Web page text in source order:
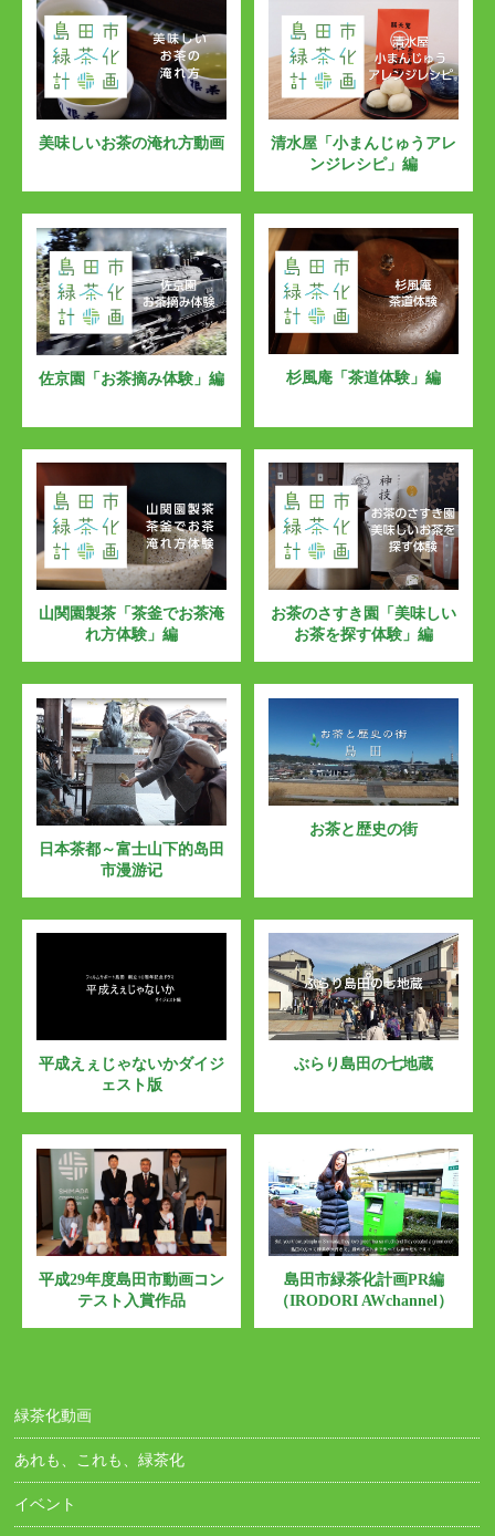
美味しいお茶の淹れ方動画
清水屋「小まんじゅうアレ
ンジレシピ」編
佐京園「お茶摘み体験」編 杉風庵「茶道体験」編
山関園製茶「茶釜でお茶淹
れ方体験」編
お茶のさすき園「美味しい
お茶を探す体験」編
日本茶都～富士山下的岛田
市漫游记
お茶と歴史の街
平成えぇじゃないかダイジ
ェスト版
ぶらり島田の七地蔵
平成29年度島田市動画コン
テスト入賞作品
島田市緑茶化計画PR編
（IRODORI AWchannel）
緑茶化動画
あれも、これも、緑茶化
イベント